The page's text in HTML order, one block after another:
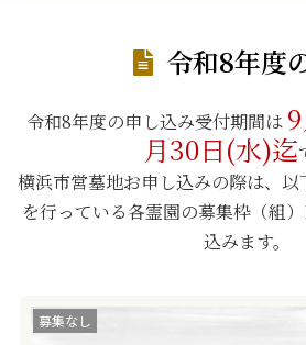
令和8年度
令和8年度の申し込み受付期間は
月30日(水)迄
横浜市営墓地お申し込みの際は、
を行っている各霊園の募集枠（組
込みます。
募集なし